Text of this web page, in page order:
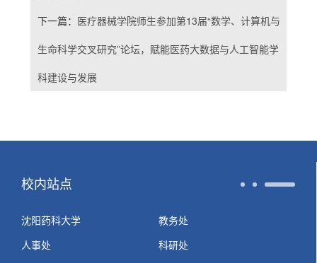
下一篇： 医疗器械学院师生参加第13届“数学、计算机与
生命科学交叉研究”论坛，赋能医药大数据与人工智能学
科建设与发展
校内站点
沈阳药科大学
教务处
人事处
科研处